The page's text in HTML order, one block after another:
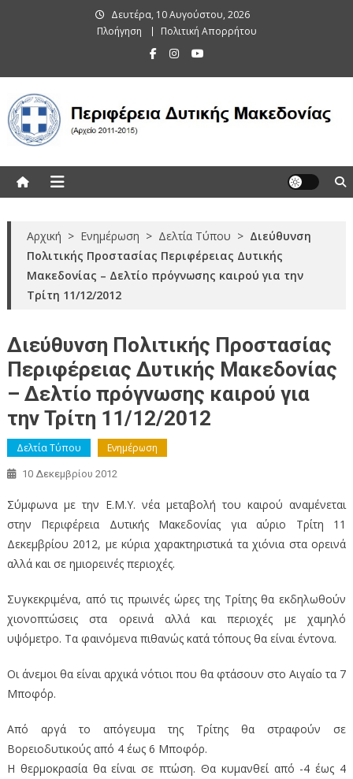
Δευτέρα, 10 Αυγούστου, 2026
Πλοήγηση
Πολιτική Απορρήτου
Αρχική > Ενημέρωση > Δελτία Τύπου > Διεύθυνση
Πολιτικής Προστασίας Περιφέρειας Δυτικής
Μακεδονίας – Δελτίο πρόγνωσης καιρού για την
Τρίτη 11/12/2012
Διεύθυνση Πολιτικής Προστασίας
Περιφέρειας Δυτικής Μακεδονίας
– Δελτίο πρόγνωσης καιρού για
την Τρίτη 11/12/2012
Δελτία Τύπου Ενημέρωση
10 Δεκεμβρίου 2012
Σύμφωνα με την Ε.Μ.Υ. νέα μεταβολή του καιρού αναμένεται
στην Περιφέρεια Δυτικής Μακεδονίας για αύριο Τρίτη 11
Δεκεμβρίου 2012, με κύρια χαρακτηριστικά τα χιόνια στα ορεινά
αλλά και σε ημιορεινές περιοχές.
Συγκεκριμένα, από τις πρωινές ώρες της Τρίτης θα εκδηλωθούν
χιονοπτώσεις στα ορεινά αλλά και περιοχές με χαμηλό
υψόμετρο. Τα φαινόμενα πιθανώς κατά τόπους θα είναι έντονα.
Οι άνεμοι θα είναι αρχικά νότιοι που θα φτάσουν στο Αιγαίο τα 7
Μποφόρ.
Από αργά το απόγευμα της Τρίτης θα στραφούν σε
Βορειοδυτικούς από 4 έως 6 Μποφόρ.
Η θερμοκρασία θα είναι σε πτώση. Θα κυμανθεί από -4 έως 4